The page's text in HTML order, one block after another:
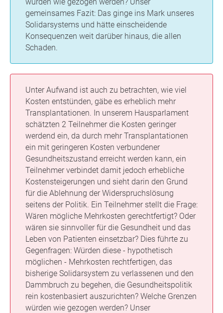
gemeinsames Fazit: Das ginge ins Mark unseres
Solidarsystems und hätte einscheidende
Konsequenzen weit darüber hinaus, die allen
Schaden.
Unter Aufwand ist auch zu betrachten, wie viel
Kosten entstünden, gäbe es erheblich mehr
Transplantationen. In unserem Hausparlament
schätzten 2 Teilnehmer die Kosten geringer
werdend ein, da durch mehr Transplantationen
ein mit geringeren Kosten verbundener
Gesundheitszustand erreicht werden kann, ein
Teilnehmer verbindet damit jedoch erhebliche
Kostensteigerungen und sieht darin den Grund
für die Ablehnung der Widerspruchslösung
seitens der Politik. Ein Teilnehmer stellt die Frage:
Wären mögliche Mehrkosten gerechtfertigt? Oder
wären sie sinnvoller für die Gesundheit und das
Leben von Patienten einsetzbar? Dies führte zu
Gegenfragen: Würden diese - hypothetisch
möglichen - Mehrkosten rechtfertigen, das
bisherige Solidarsystem zu verlassenen und den
Dammbruch zu begehen, die Gesundheitspolitik
rein kostenbasiert auszurichten? Welche Grenzen
würden wie gezogen werden? Unser